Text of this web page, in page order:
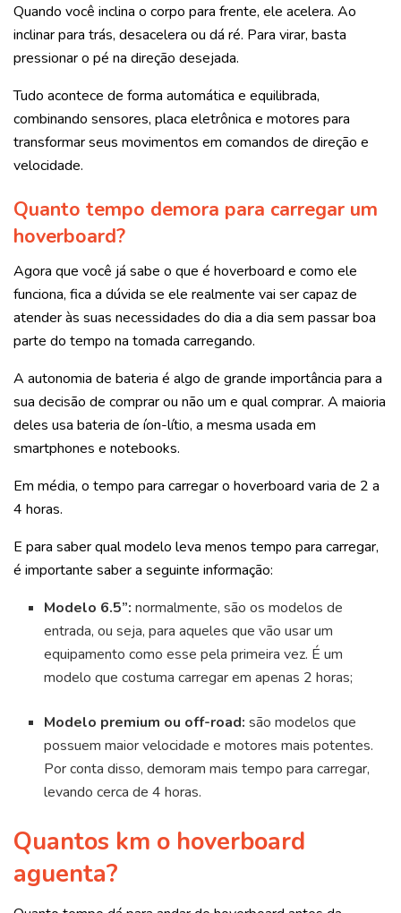
Quando você inclina o corpo para frente, ele acelera. Ao
inclinar para trás, desacelera ou dá ré. Para virar, basta
pressionar o pé na direção desejada.
Tudo acontece de forma automática e equilibrada,
combinando sensores, placa eletrônica e motores para
transformar seus movimentos em comandos de direção e
velocidade.
Quanto tempo demora para carregar um
hoverboard?
Agora que você já sabe o que é hoverboard e como ele
funciona, fica a dúvida se ele realmente vai ser capaz de
atender às suas necessidades do dia a dia sem passar boa
parte do tempo na tomada carregando.
A autonomia de bateria é algo de grande importância para a
sua decisão de comprar ou não um e qual comprar. A maioria
deles usa bateria de íon-lítio, a mesma usada em
smartphones e notebooks.
Em média, o tempo para carregar o hoverboard varia de 2 a
4 horas.
E para saber qual modelo leva menos tempo para carregar,
é importante saber a seguinte informação:
Modelo 6.5”: normalmente, são os modelos de
entrada, ou seja, para aqueles que vão usar um
equipamento como esse pela primeira vez. É um
modelo que costuma carregar em apenas 2 horas;
Modelo premium ou off-road:são modelos que
possuem maior velocidade e motores mais potentes.
Por conta disso, demoram mais tempo para carregar,
levando cerca de 4 horas.
Quantos km o hoverboard
aguenta?